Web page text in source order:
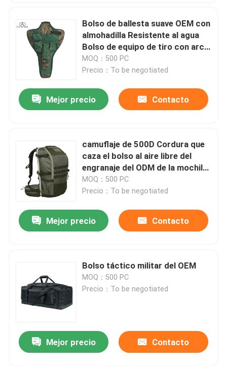
Productos
Recorrido por la fábrica
Bolso de ballesta suave OEM con
almohadilla Resistente al agua
Bolso de equipo de tiro con arco
al aire libre
MOQ：500 PC
Precio：To be negotiated
Mejor precio Contacto
camuflaje de 500D Cordura que
caza el bolso al aire libre del
engranaje del ODM de la mochila
para los arcos
MOQ：500 PC
Precio：To be negotiated
Mejor precio Contacto
Bolso táctico militar del OEM
MOQ：500 PC
Precio：To be negotiated
Mejor precio Contacto